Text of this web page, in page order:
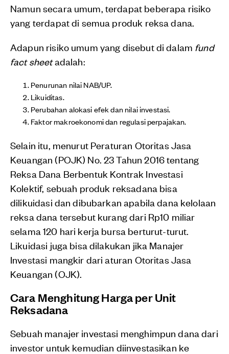
Namun secara umum, terdapat beberapa risiko
yang terdapat di semua produk reksa dana.
Adapun risiko umum yang disebut di dalam fund
fact sheetadalah:
Penurunan nilai NAB/UP.
Likuiditas.
Perubahan alokasi efek dan nilai investasi.
Faktor makroekonomi dan regulasi perpajakan.
Selain itu, menurut Peraturan Otoritas Jasa
Keuangan (POJK) No. 23 Tahun 2016 tentang
Reksa Dana Berbentuk Kontrak Investasi
Kolektif, sebuah produk reksadana bisa
dilikuidasi dan dibubarkan apabila dana kelolaan
reksa dana tersebut kurang dari Rp10 miliar
selama 120 hari kerja bursa berturut-turut.
Likuidasi juga bisa dilakukan jika Manajer
Investasi mangkir dari aturan Otoritas Jasa
Keuangan (OJK).
Cara Menghitung Harga per Unit
Reksadana
Sebuah manajer investasi menghimpun dana dari
investor untuk kemudian diinvestasikan ke